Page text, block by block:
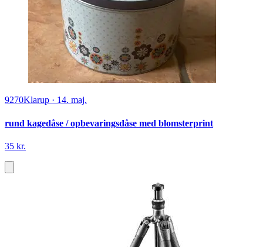
9270Klarup · 14. maj.
rund kagedåse / opbevaringsdåse med blomsterprint
35 kr.